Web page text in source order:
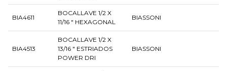
BIA4611
BOCALLAVE 1/2 X
11/16 " HEXAGONAL
BIASSONI
BIA4513
BOCALLAVE 1/2 X
13/16 " ESTRIADOS
POWER DRI
BIASSONI